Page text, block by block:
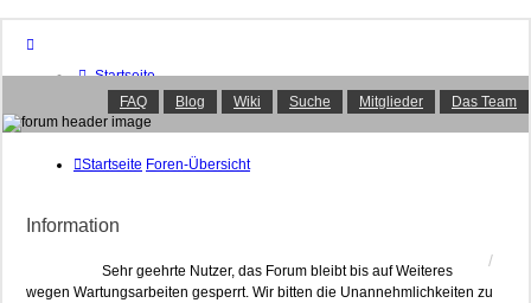
Startseite
Foren-Übersicht
FAQ
Suche
Aktive Themen
Das Team
FAQ Blog Wiki Suche Mitglieder Das Team
Startseite Foren-Übersicht
Information
Sehr geehrte Nutzer, das Forum bleibt bis auf Weiteres
wegen Wartungsarbeiten gesperrt. Wir bitten die Unannehmlichkeiten zu